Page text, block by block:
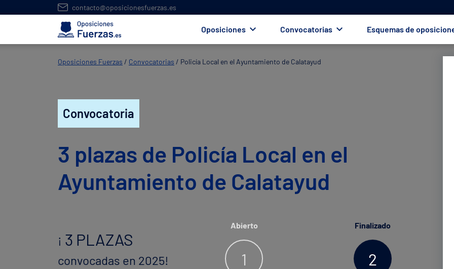
contacto@oposicionesfuerzas.es
Oposiciones Convocatorias Esquemas de
Oposiciones Fuerzas / Convocatorias / Policía Local en el Ayuntamiento de Calatayud
Convocatoria
3 plazas de Policía Local en el
Ayuntamiento de Calatayud
¡ 3 PLAZAS
convocadas en 2025!
Abierto
1
Finalizado
2